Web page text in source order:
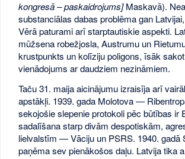
kongresā – paskaidrojums]Maskavā).
substanciālas dabas problēma gan
Vērā paturami arī starptautiskie aspekti.
mūžsena robežjosla, Austrumu un
krustpunkts un kolīziju poligons, īsāk
vienādojums ar daudziem nezināmiem.
Taču 31. maija aicinājumu izraisīja arī
apstākļi. 1939. gada Molotova —
sekojošie slepenie protokoli pēc būtības ir
sadalīšana starp divām despotiskām,
lielvalstīm — Vāciju un PSRS. 1940. gadā
paņēma sev pienākošos daļu. Latvija tika